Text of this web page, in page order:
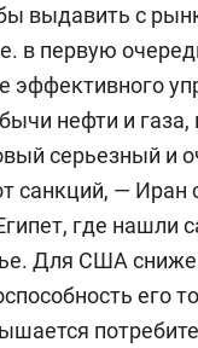
выдавить с
е. в первую
эффективного
нефти и
серьезный и
санкций, — Иран
где нашли
Для США
его